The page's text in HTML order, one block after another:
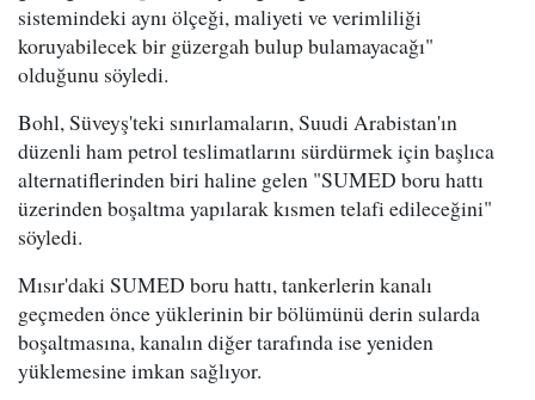
sistemindeki aynı ölçeği, maliyeti ve verimliliği
koruyabilecek bir güzergah bulup bulamayacağı"
olduğunu söyledi.
Bohl, Süveyş'teki sınırlamaların, Suudi Arabistan'ın
düzenli ham petrol teslimatlarını sürdürmek için başlıca
alternatiflerinden biri haline gelen "SUMED boru hattı
üzerinden boşaltma yapılarak kısmen telafi edileceğini"
söyledi.
Mısır'daki SUMED boru hattı, tankerlerin kanalı
geçmeden önce yüklerinin bir bölümünü derin sularda
boşaltmasına, kanalın diğer tarafında ise yeniden
yüklemesine imkan sağlıyor.